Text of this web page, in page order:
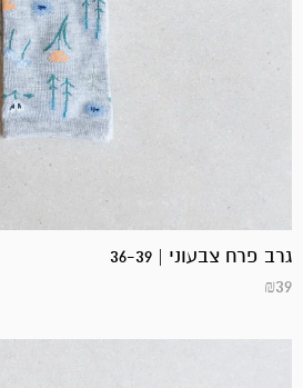
גרב פרח צבעוני | 36-39
₪39